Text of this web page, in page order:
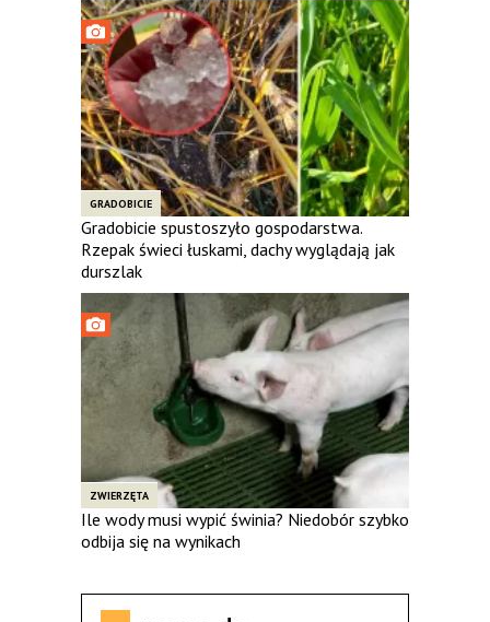
GRADOBICIE
Gradobicie spustoszyło gospodarstwa.
Rzepak świeci łuskami, dachy wyglądają jak
durszlak
ZWIERZĘTA
Ile wody musi wypić świnia? Niedobór szybko
odbija się na wynikach